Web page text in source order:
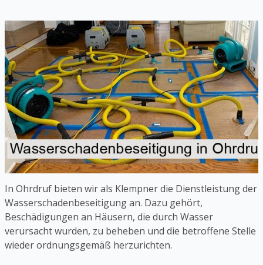
In Ohrdruf bieten wir als Klempner die Dienstleistung der
Wasserschadenbeseitigung an. Dazu gehört,
Beschädigungen an Häusern, die durch Wasser
verursacht wurden, zu beheben und die betroffene Stelle
wieder ordnungsgemäß herzurichten.